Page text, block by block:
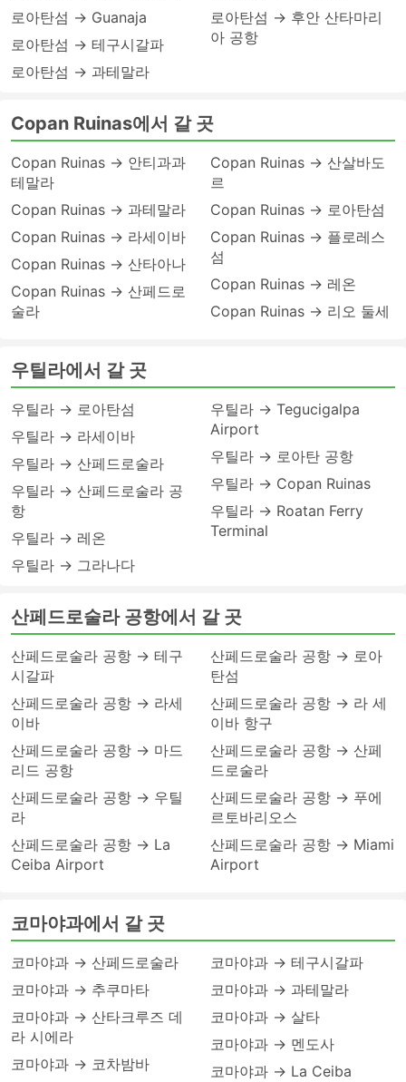
로아탄섬 → Guanaja
로아탄섬 → 테구시갈파
로아탄섬 → 과테말라
로아탄섬 → 후안 산타마리
아 공항
Copan Ruinas에서 갈 곳
Copan Ruinas → 안티과과
테말라
Copan Ruinas → 과테말라
Copan Ruinas → 라세이바
Copan Ruinas → 산타아나
Copan Ruinas → 산페드로
술라
Copan Ruinas → 산살바도
르
Copan Ruinas → 로아탄섬
Copan Ruinas → 플로레스
섬
Copan Ruinas → 레온
Copan Ruinas → 리오 둘세
우틸라에서 갈 곳
우틸라 → 로아탄섬
우틸라 → 라세이바
우틸라 → 산페드로술라
우틸라 → 산페드로술라 공
항
우틸라 → 레온
우틸라 → 그라나다
우틸라 → Tegucigalpa
Airport
우틸라 → 로아탄 공항
우틸라 → Copan Ruinas
우틸라 → Roatan Ferry
Terminal
산페드로술라 공항에서 갈 곳
산페드로술라 공항 → 테구
시갈파
산페드로술라 공항 → 라세
이바
산페드로술라 공항 → 마드
리드 공항
산페드로술라 공항 → 우틸
라
산페드로술라 공항 → La
Ceiba Airport
산페드로술라 공항 → 로아
탄섬
산페드로술라 공항 → 라 세
이바 항구
산페드로술라 공항 → 산페
드로술라
산페드로술라 공항 → 푸에
르토바리오스
산페드로술라 공항 → Miami
Airport
코마야과에서 갈 곳
코마야과 → 산페드로술라
코마야과 → 추쿠마타
코마야과 → 산타크루즈 데
라 시에라
코마야과 → 코차밤바
코마야과 → 테구시갈파
코마야과 → 과테말라
코마야과 → 살타
코마야과 → 멘도사
코마야과 → La Ceiba